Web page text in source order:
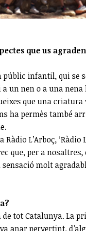
que us
infantil, qui se
un nen o a una
que una
ha permès també
L’Arboç,
que, per a
molt
tot Catalunya. La
anar pervertint,